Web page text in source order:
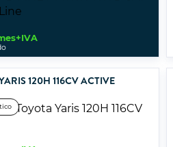
120H 116CV ACTIVE